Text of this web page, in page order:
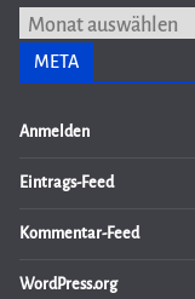
Archiv
META
Anmelden
Eintrags-Feed
Kommentar-Feed
WordPress.org